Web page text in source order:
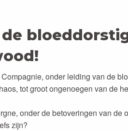
onder leiding van de
tot groot ongenoegen van de
onder de betoveringen van de
zijn?